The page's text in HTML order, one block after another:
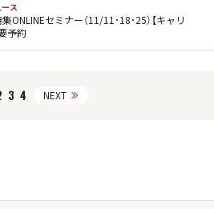
ス
ONLINEセミナー（11/11･18･25）【キャリ
予約
3 4 NEXT